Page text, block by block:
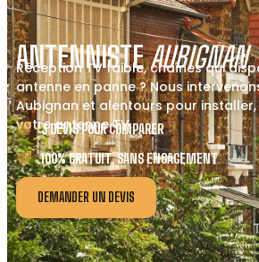
ANTENNISTEAUBIGNAN
Réception TV faible, chaînes qui
antenne en panne ? Nous
Aubignan et alentours pour
votre antenne TV.
3 DEVIS POUR COMPARER
100% GRATUIT, SANS ENGAGEMENT
DEMANDER UN DEVIS